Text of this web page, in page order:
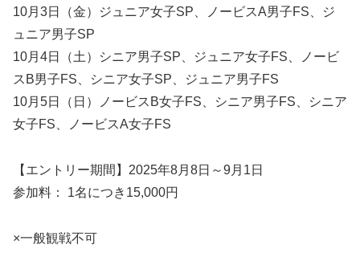
10月3日（金）ジュニア女子SP、ノービスA男子FS、ジ
ュニア男子SP
10月4日（土）シニア男子SP、ジュニア女子FS、ノービ
スB男子FS、シニア女子SP、ジュニア男子FS
10月5日（日）ノービスB女子FS、シニア男子FS、シニア
女子FS、ノービスA女子FS
【エントリー期間】2025年8月8日～9月1日
参加料： 1名につき15,000円
×一般観戦不可